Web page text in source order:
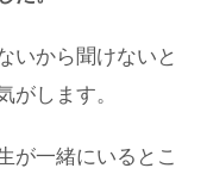
いから聞けないと
がします。
が一緒にいるとこ